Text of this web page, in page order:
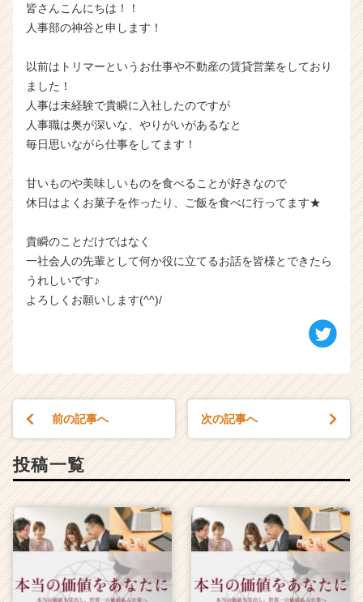
皆さんこんにちは！！
人事部の神谷と申します！
以前はトリマーというお仕事や不動産の賃貸営業をしており
ました！
人事は未経験で貴瞬に入社したのですが
人事職は奥が深いな、やりがいがあるなと
毎日思いながら仕事をしてます！
甘いものや美味しいものを食べることが好きなので
休日はよくお菓子を作ったり、ご飯を食べに行ってます★
貴瞬のことだけではなく
一社会人の先輩として何か役に立てるお話を皆様とできたら
うれしいです♪
よろしくお願いします(^^)/
前の記事へ 次の記事へ
投稿一覧